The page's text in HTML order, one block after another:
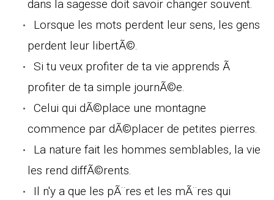
dans la sagesse doit savoir changer souvent.
Lorsque les mots perdent leur sens, les gens
perdent leur libertÃ©.
Si tu veux profiter de ta vie apprends Ã
profiter de ta simple journÃ©e.
Celui qui dÃ©place une montagne
commence par dÃ©placer de petites pierres.
La nature fait les hommes semblables, la vie
les rend diffÃ©rents.
Il n'y a que les pÃ¨res et les mÃ¨res qui